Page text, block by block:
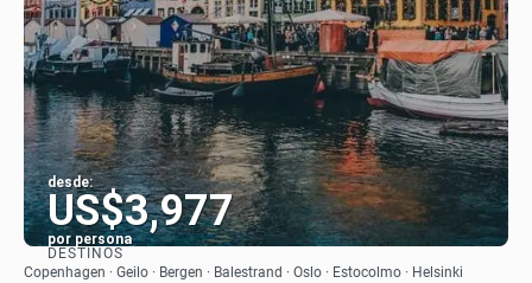
desde:
US$3,977
por persona
Ver
DESTINOS
Copenhagen · Geilo · Bergen · Balestrand · Oslo · Estocolmo · Helsinki